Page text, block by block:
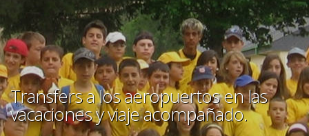
Transfers a los aeropuertos en las
vacaciones y viaje acompañado.